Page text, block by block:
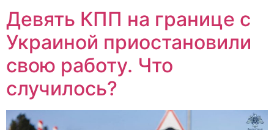
Девять КПП на границе с
Украиной приостановили
свою работу. Что
случилось?